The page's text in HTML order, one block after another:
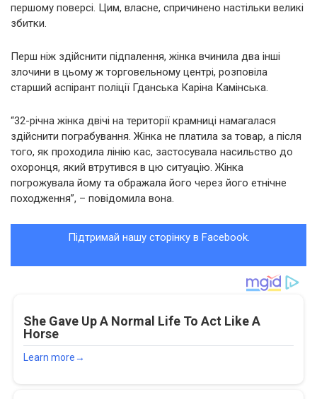
першому поверсі. Цим, власне, спричинено настільки великі
збитки.
Перш ніж здійснити підпалення, жінка вчинила два інші
злочини в цьому ж торговельному центрі, розповіла
старший аспірант поліції Гданська Каріна Камінська.
“32-річна жінка двічі на території крамниці намагалася
здійснити пограбування. Жінка не платила за товар, а після
того, як проходила лінію кас, застосувала насильство до
охоронця, який втрутився в цю ситуацію. Жінка
погрожувала йому та ображала його через його етнічне
походження”, – повідомила вона.
Підтримай нашу сторінку в Facebook.